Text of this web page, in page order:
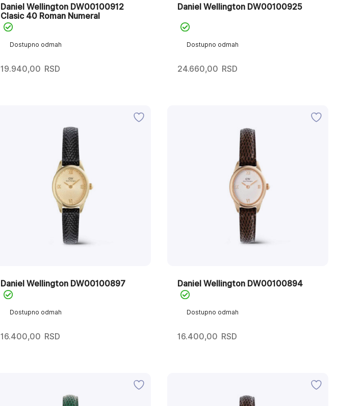
Dostupno odmah
Daniel Wellington DW00100912
Clasic 40 Roman Numeral
19.940,00 RSD
Dostupno odmah
Daniel Wellington DW00100925
24.660,00 RSD
Dostupno odmah
Daniel Wellington DW00100897
16.400,00 RSD
Dostupno odmah
Daniel Wellington DW00100894
16.400,00 RSD